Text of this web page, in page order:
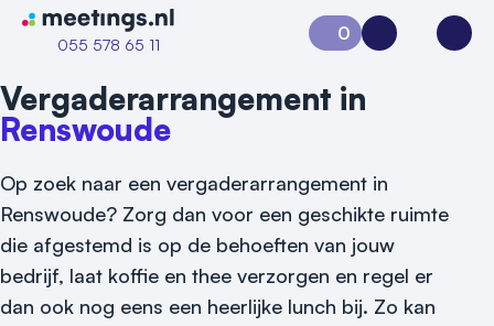
Naar home van Meetings
055 578 65 11
0
Aanvraag 0Inloggen
Vergaderarrangement in
Renswoude
Op zoek naar een vergaderarrangement in
Renswoude? Zorg dan voor een geschikte ruimte
die afgestemd is op de behoeften van jouw
bedrijf, laat koffie en thee verzorgen en regel er
dan ook nog eens een heerlijke lunch bij. Zo kan